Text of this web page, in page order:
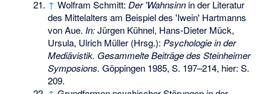
↑ Wolfram Schmitt:Der 'Wahnsinn in der Literatur
des Mittelalters am Beispiel des 'Iwein' Hartmanns
von Aue. In:Jürgen Kühnel, Hans-Dieter Mück,
Ursula, Ulrich Müller (Hrsg.): Psychologie in der
Mediävistik. Gesammelte Beiträge des Steinheimer
Symposions. Göppingen 1985, S. 197–214, hier: S.
209.